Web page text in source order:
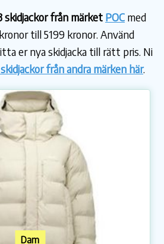
skidjackor från märket POC med
till 5199 kronor. Använd
er nya skidjacka till rätt pris. Ni
från andra märken här.
Dam